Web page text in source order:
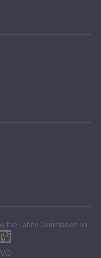
the Latino Commission on